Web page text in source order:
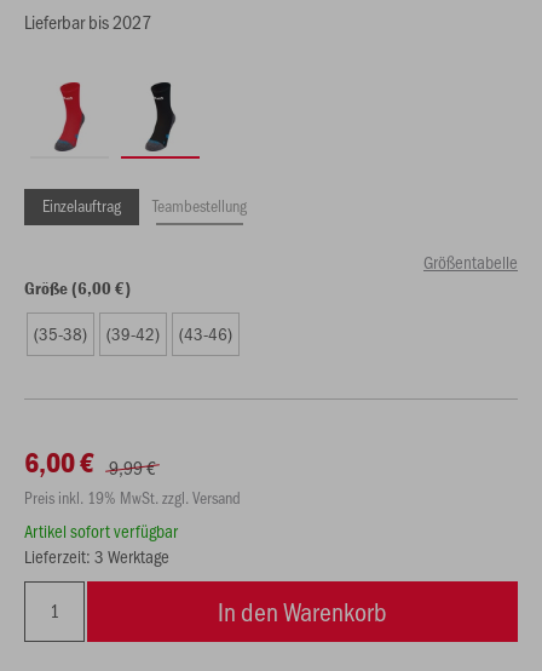
Lieferbar bis 2027
Einzelauftrag Teambestellung
Größentabelle
Größe (6,00 €)
(35-38) (39-42) (43-46)
6,00 € 9,99 €
Preis inkl. 19% MwSt. zzgl. Versand
Artikel sofort verfügbar
Lieferzeit: 3 Werktage
In den Warenkorb